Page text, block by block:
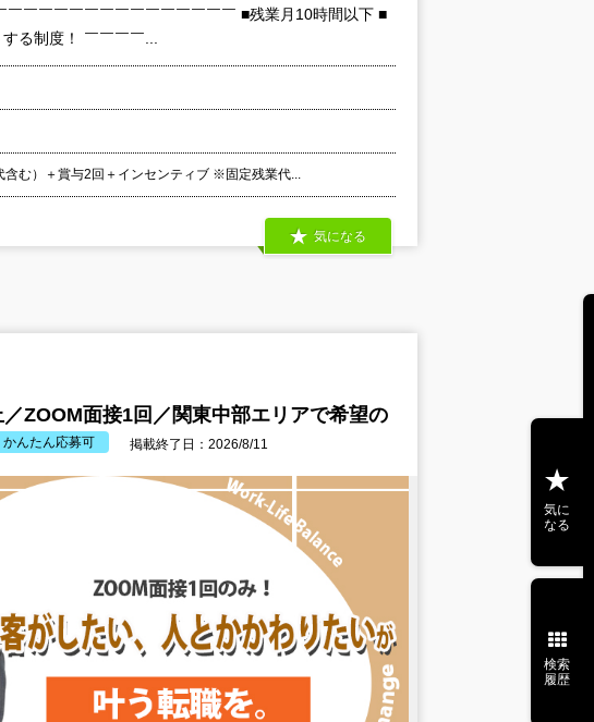
￣￣￣￣￣￣￣￣￣￣￣￣￣￣ ■残業月10時間以下 ■
る制度！ ￣￣￣￣...
含む）＋賞与2回＋インセンティブ ※固定残業代...
気になる
ZOOM面接1回／関東中部エリアで希望の
かんたん応募可 掲載終了日：2026/8/11
気に
なる
検索
履歴